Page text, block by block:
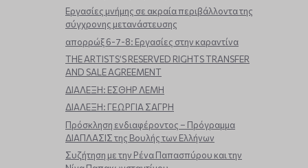
Εργασίες μνήμης σε ακραία περιβάλλοντα της
σύγχρονης μετανάστευσης
απορρώξ 6-7-8: Εργασίες στην καραντίνα
THE ARTISTS’S RESERVED RIGHTS TRANSFER
AND SALE AGREEMENT
ΔΙΑΛΕΞΗ: ΕΣΘΗΡ ΛΕΜΗ
ΔΙΑΛΕΞΗ: ΓΕΩΡΓΙΑ ΣΑΓΡΗ
Πρόσκληση ενδιαφέροντος – Πρόγραμμα
ΔΙΑΠΛΑΣΙΣ της Βουλής των Ελλήνων
Συζήτηση με την Ρένα Παπασπύρου και την